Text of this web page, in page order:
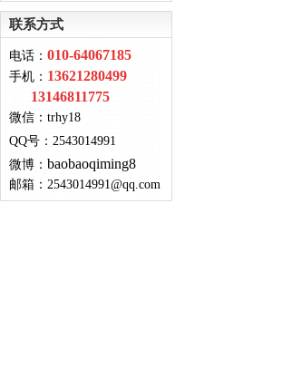
联系方式
电话： 010-64067185
手机： 13621280499
13146811775
微信： trhy18
QQ号 ： 2543014991
微博： baobaoqiming8
邮箱： 2543014991@qq.com